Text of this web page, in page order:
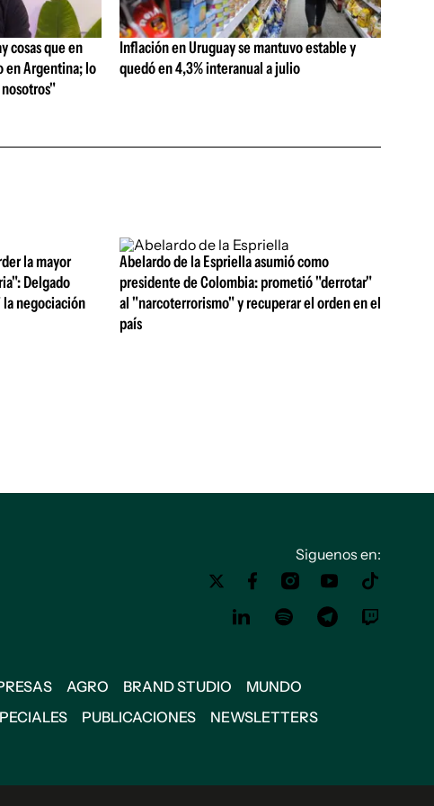
cosas que en
en Argentina; lo
Inflación en Uruguay se mantuvo estable y
quedó en 4,3% interanual a julio
la mayor
Delgado
la negociación
Abelardo de la Espriella asumió como
presidente de Colombia: prometió "derrotar"
al "narcoterrorismo" y recuperar el orden en el
país
Siguenos en:
AGRO BRAND STUDIO
MUNDO
PUBLICACIONES
NEWSLETTERS